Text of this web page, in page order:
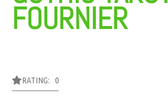
FOURNIER
RATING: 0